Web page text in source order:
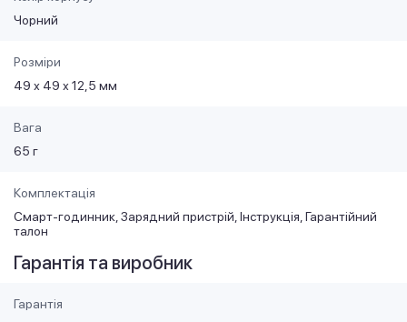
Чорний
Розміри
49 х 49 х 12,5 мм
Вага
65 г
Комплектація
Смарт-годинник, Зарядний пристрій, Інструкція, Гарантійний
талон
Гарантія та виробник
Гарантія